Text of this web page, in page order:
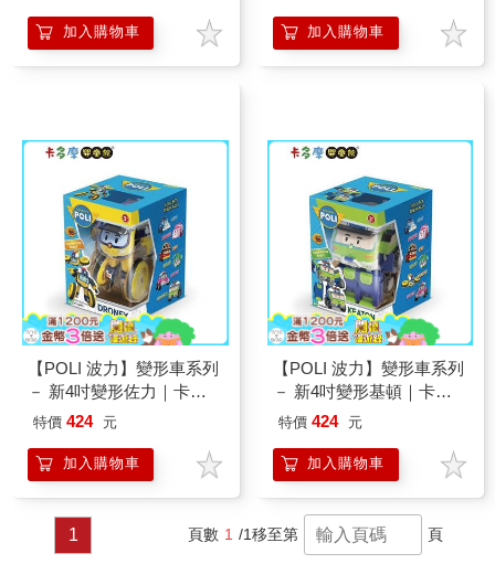
加入購物車 加入購物車
【POLI 波力】變形車系列
－ 新4吋變形佐力｜卡多
摩
特價 424 元
加入購物車
【POLI 波力】變形車系列
－ 新4吋變形基頓｜卡多
摩
特價 424 元
加入購物車
1 頁數 1 /1移至第 頁